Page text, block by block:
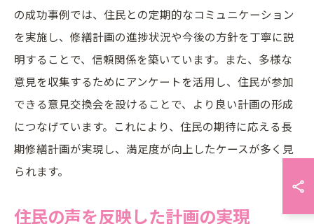
の成功事例では、住民との定期的なコミュニケーション
を実施し、修繕計画の進捗状況や今後の方針を丁寧に説
明することで、信頼関係を築いています。また、多様な
意見を収集するためにアンケートを活用し、住民が参加
できる意見交換会を設けることで、より良い計画の形成
につなげています。これにより、住民の期待に応える長
期修繕計画が実現し、満足度が向上したケースが多く見
られます。
住民の声を反映した計画の実現